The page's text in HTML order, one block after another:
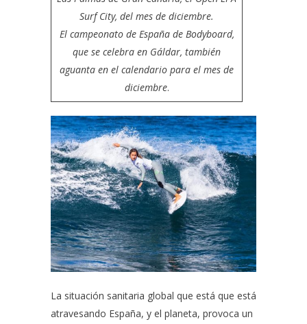
Surf City, del mes de diciembre.
El campeonato de España de Bodyboard,
que se celebra en Gáldar, también
aguanta en el calendario para el mes de
diciembre.
La situación sanitaria global que está que está
atravesando España, y el planeta, provoca un